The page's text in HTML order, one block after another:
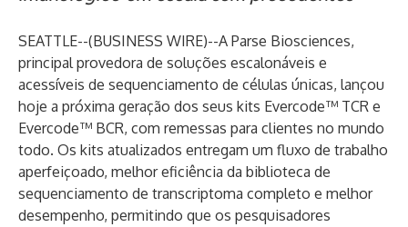
SEATTLE--(BUSINESS WIRE)--A Parse Biosciences,
principal provedora de soluções escalonáveis e
acessíveis de sequenciamento de células únicas, lançou
hoje a próxima geração dos seus kits Evercode™ TCR e
Evercode™ BCR, com remessas para clientes no mundo
todo. Os kits atualizados entregam um fluxo de trabalho
aperfeiçoado, melhor eficiência da biblioteca de
sequenciamento de transcriptoma completo e melhor
desempenho, permitindo que os pesquisadores